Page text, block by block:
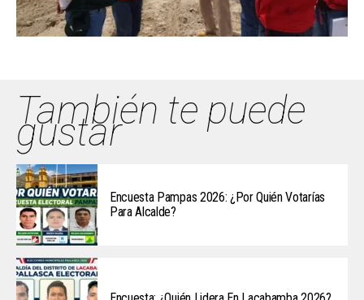
También te puede
gustar
Encuesta Pampas 2026: ¿Por Quién Votarías
Para Alcalde?